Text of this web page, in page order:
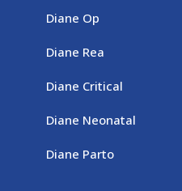
Diane Op
Diane Rea
Diane Critical
Diane Neonatal
Diane Parto